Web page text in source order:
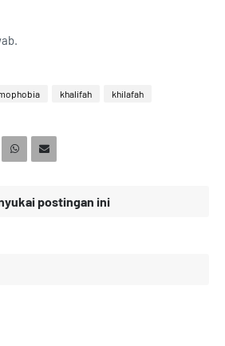
khalifah
khilafah
postingan ini